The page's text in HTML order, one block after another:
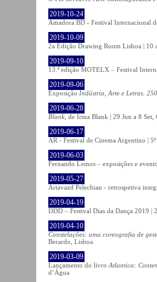
2019-10-24
Amadora BD - Festival Internacional
2019-10-09
2a Edição Drawing Room Lisboa | 10
2019-09-10
13.ª edição MOTELX – Festival
2019-09-06
Exposição Indústria, Arte e Letras.
2019-06-28
Blank , de Irma Blank | 29 Jun a 8 Set,
2019-06-17
AR - Festival de Cinema Argentino |
2019-06-03
Fernando Lemos – exposições e
2019-05-27
Artavazd Pelechian - retrospetiva
2019-04-19
DDD – Festival Dias da Dança 2019 |
2019-04-10
Constelações: uma coreografia de
Berardo, Lisboa
2019-03-09
Lançamento do livro Atlantica:
d’Água